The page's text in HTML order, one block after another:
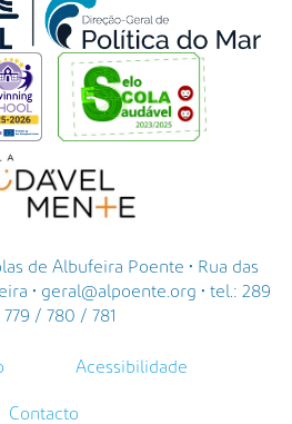
de Albufeira Poente • Rua das
• geral@alpoente.org • tel.: 289
779 / 780 / 781
Acessibilidade
Contacto